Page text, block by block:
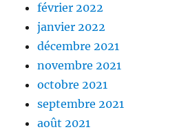
février 2022
janvier 2022
décembre 2021
novembre 2021
octobre 2021
septembre 2021
août 2021